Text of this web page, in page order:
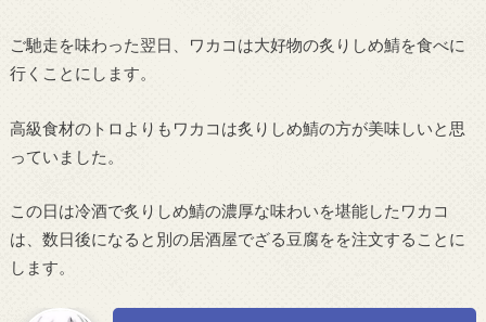
ご馳走を味わった翌日、ワカコは大好物の炙りしめ鯖を食べに
行くことにします。
高級食材のトロよりもワカコは炙りしめ鯖の方が美味しいと思
っていました。
この日は冷酒で炙りしめ鯖の濃厚な味わいを堪能したワカコ
は、数日後になると別の居酒屋でざる豆腐をを注文することに
します。